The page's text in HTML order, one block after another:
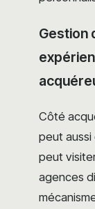
Gestion
Côté
peut aussi
peut
agences